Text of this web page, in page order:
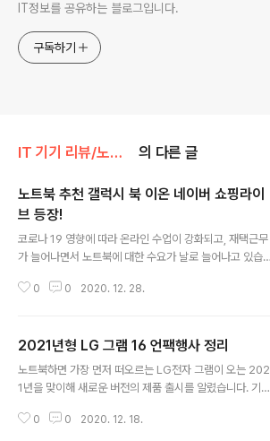
IT정보를 공유하는 블로그입니다.
구독하기
IT 기기 리뷰/노트북 의 다른 글
노트북 추천 갤럭시 북 이온 네이버 쇼핑라이
브 등장!
코로나 19 영향에 따라 온라인 수업이 강화되고, 재택근무
가 늘어나면서 노트북에 대한 수요가 날로 늘어나고 있습
선택해야 하면 좋을지 고민하는 분들도 많으실 텐데요, 디
과 무게에 있어 다른제품과는 비교과 안될 정도입니다. 심
플하면서도 세련된 디자인은 연령대나 성별 상관없이 만족
스러운데다, 무게에 있어서도 1.2 kg밖에 되지 않아 노트
럭시북 이온의 경우 무선충전도 가능하도록 디자인되어 있
0 0 2020. 12. 28.
2021년형 LG 그램 16 언팩행사 정리
노트북하면 가장 먼저 떠오르는 LG전자 그램이 오는 202
1년을 맞이해 새로운 버전의 제품 출시를 알렸습니다. 기존
는데요, 지난 12월 16일 오후 9시 온라인으로 진행된 언팩
0 0 2020. 12. 18.